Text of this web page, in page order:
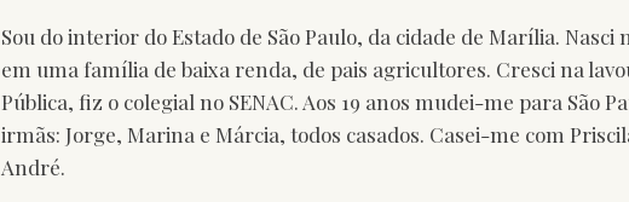
Sou do interior do Estado de São Paulo, da cidade de Marília.
em uma família de baixa renda, de pais agricultores. Cresci na
Pública, fiz o colegial no SENAC. Aos 19 anos mudei-me para São
irmãs: Jorge, Marina e Márcia, todos casados. Casei-me com
André.